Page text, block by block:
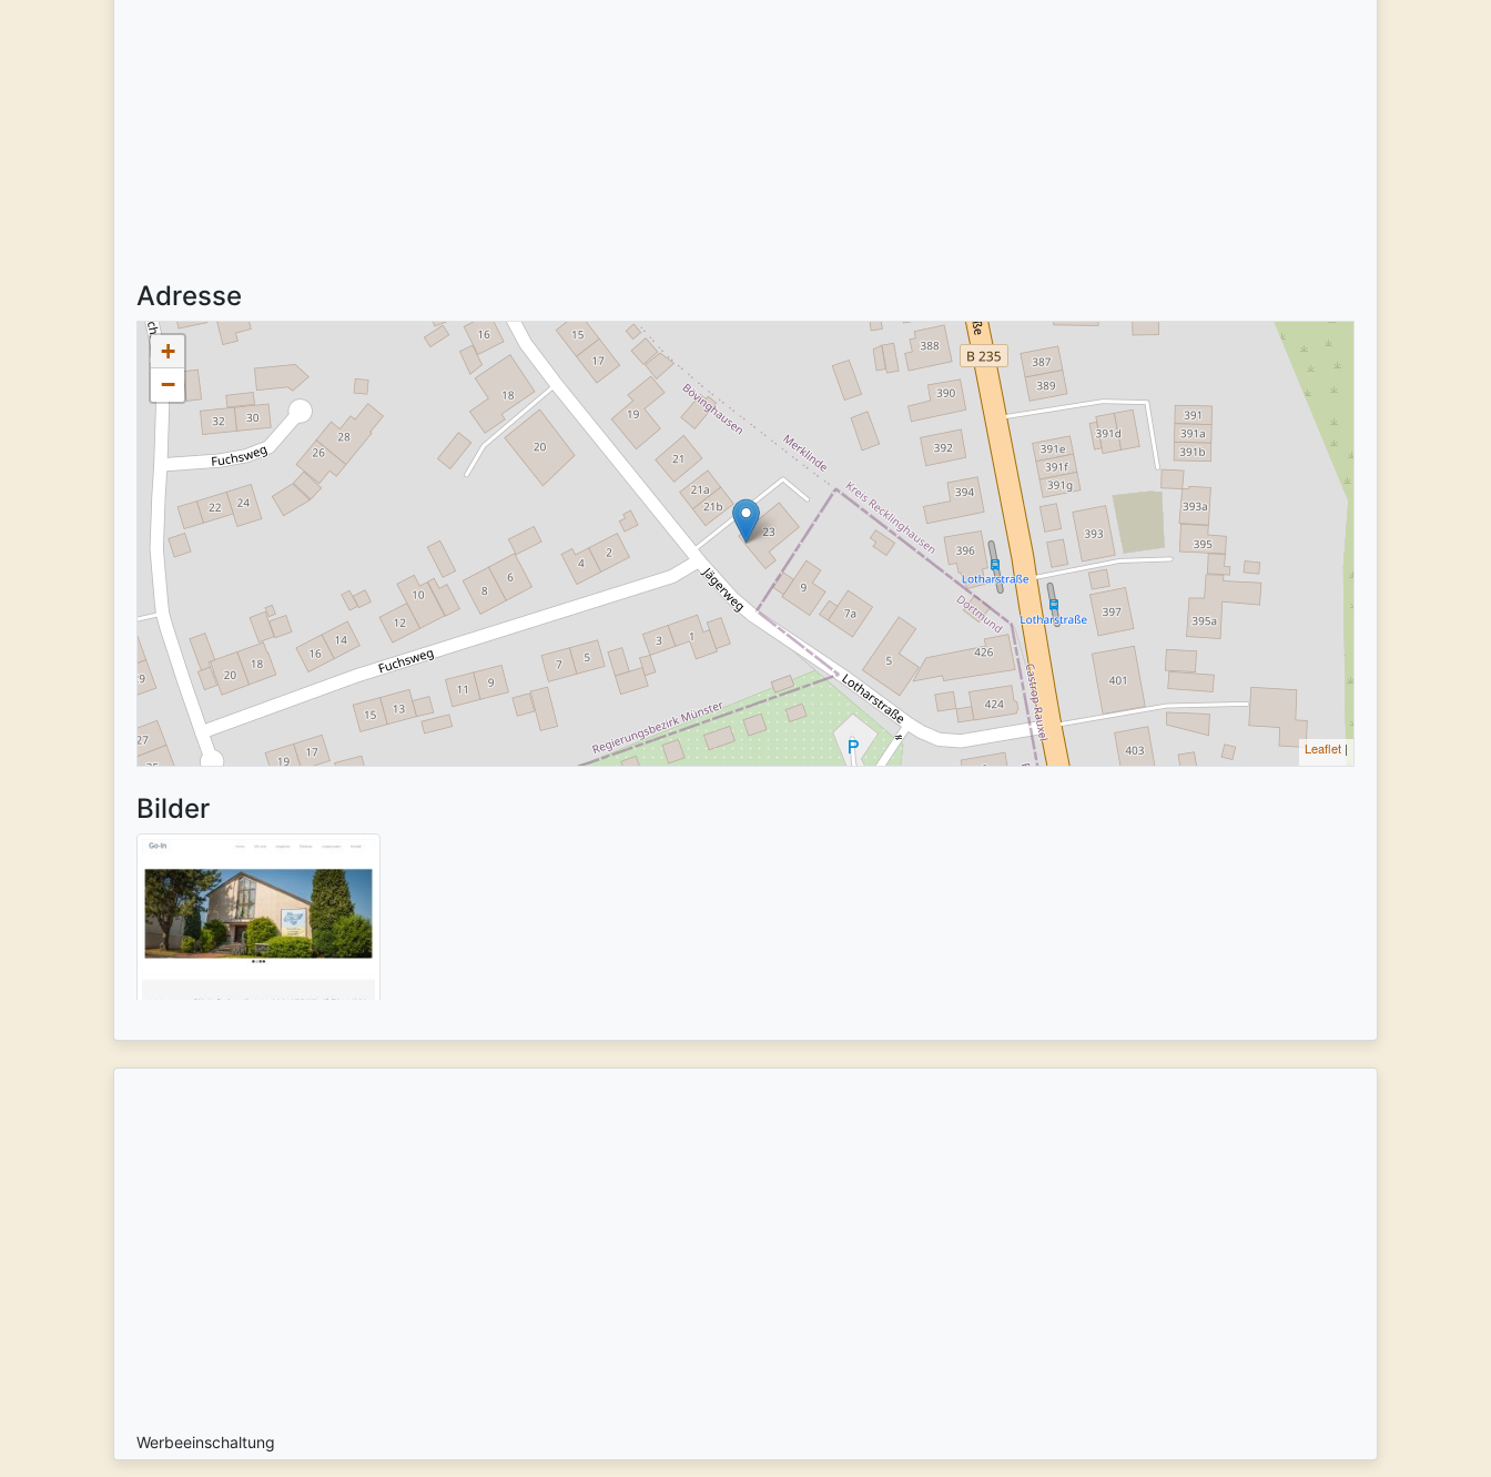
Adresse
+
−
Leaflet |
Bilder
Werbeeinschaltung